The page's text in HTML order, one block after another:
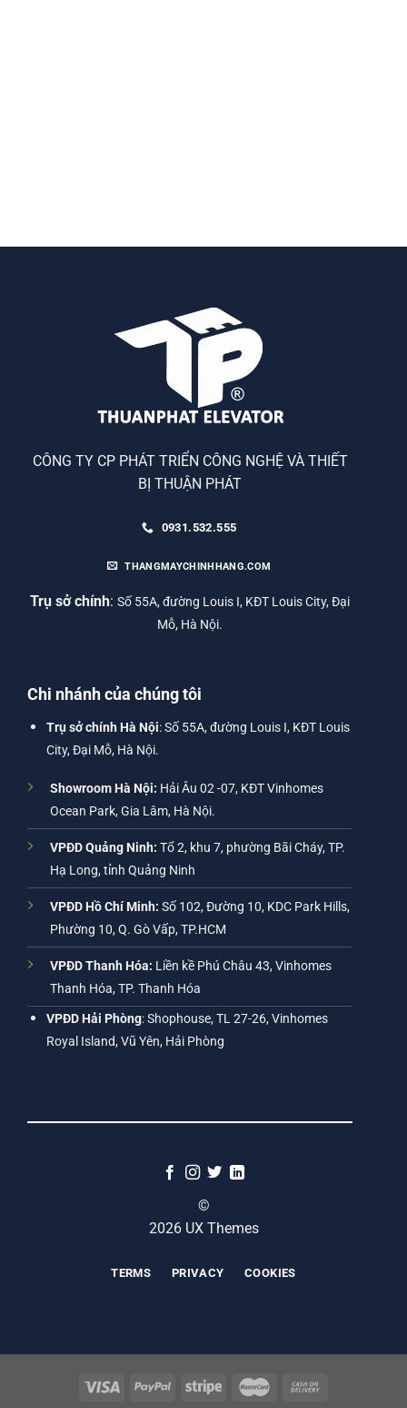
CÔNG TY CP PHÁT TRIỂN CÔNG NGHỆ VÀ THIẾT
BỊ THUẬN PHÁT
0931.532.555
THANGMAYCHINHHANG.COM
Trụ sở chính: Số 55A, đường Louis I, KĐT Louis City, Đại
Mỗ, Hà Nội.
Chi nhánh của chúng tôi
Trụ sở chính Hà Nội: Số 55A, đường Louis I, KĐT Louis
City, Đại Mỗ, Hà Nội.
Showroom Hà Nội: Hải Âu 02 -07, KĐT Vinhomes
Ocean Park, Gia Lâm, Hà Nội.
VPĐD Quảng Ninh: Tổ 2, khu 7, phường Bãi Cháy, TP.
Hạ Long, tỉnh Quảng Ninh
VPĐD Hồ Chí Minh: Số 102, Đường 10, KDC Park Hills,
Phường 10, Q. Gò Vấp, TP.HCM
VPĐD Thanh Hóa: Liền kề Phú Châu 43, Vinhomes
Thanh Hóa, TP. Thanh Hóa
VPĐD Hải Phòng: Shophouse, TL 27-26, Vinhomes
Royal Island, Vũ Yên, Hải Phòng
©
2026 UX Themes
TERMS PRIVACY COOKIES